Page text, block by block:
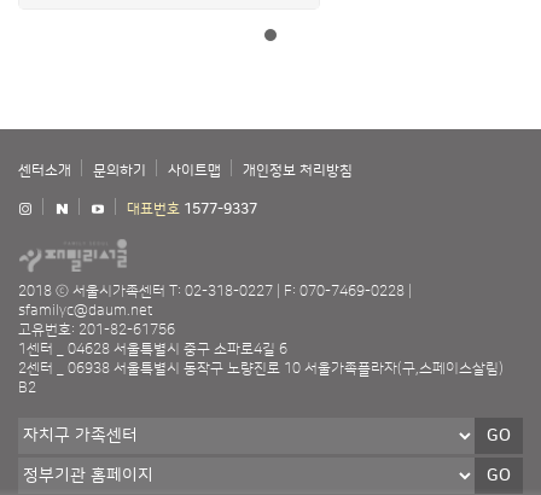
센터소개 문의하기 사이트맵 개인정보 처리방침
대표번호 1577-9337
2018 ⓒ 서울시가족센터 T: 02-318-0227
F: 070-7469-0228
sfamilyc@daum.net
고유번호: 201-82-61756
1센터 _ 04628 서울특별시 중구 소파로4길 6
2센터 _ 06938 서울특별시 동작구 노량진로 10 서울가족플라자(구,스페이스살림)
B2
GO
GO